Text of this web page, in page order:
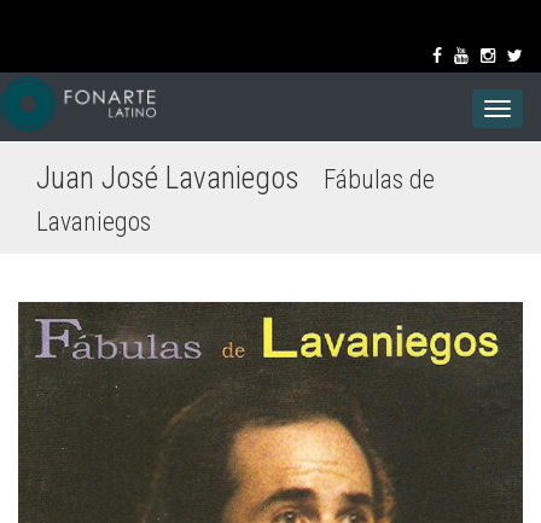
Juan José Lavaniegos Fábulas de
Lavaniegos